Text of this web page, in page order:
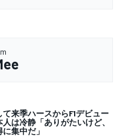
来季ハースからF1デビュー
は冷静「ありがたいけど、
集中だ」